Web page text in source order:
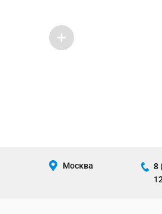
Bauеr
BELAITOYS
BOOL-BOOL FOR BABY
Москва
8